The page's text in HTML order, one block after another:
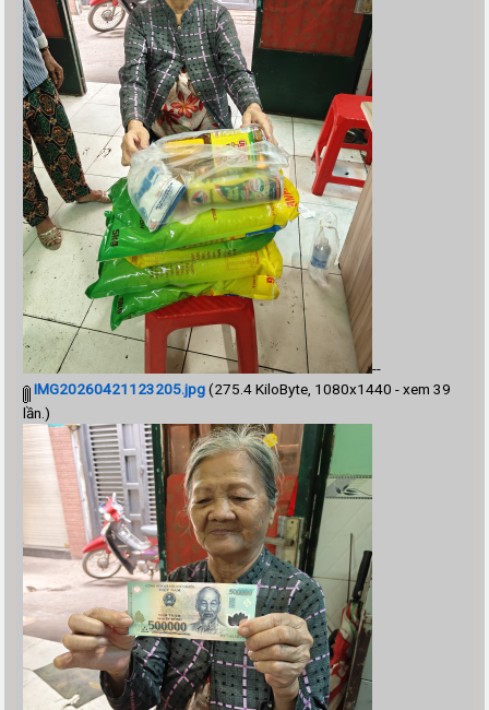
--
IMG20260421123205.jpg(275.4 KiloByte, 1080x1440 - xem 39
lần.)